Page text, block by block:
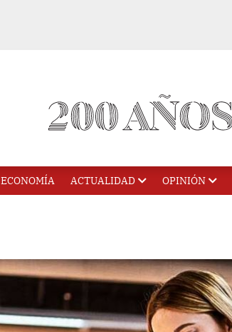
ECONOMÍA ACTUALIDAD OPINIÓN